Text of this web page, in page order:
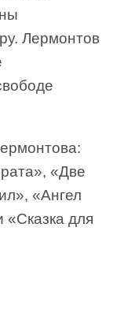
Лермонтов
«Две
«Ангел
для